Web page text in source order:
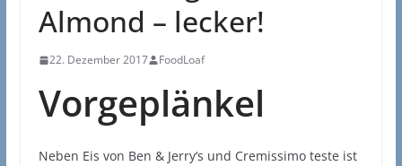
Almond – lecker!
22. Dezember 2017 FoodLoaf
Vorgeplänkel
Neben Eis von Ben & Jerry‘s und Cremissimo teste ist